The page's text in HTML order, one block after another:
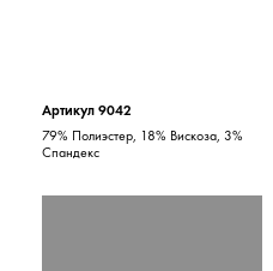
Артикул 9042
79% Полиэстер, 18% Вискоза, 3%
Спандекс